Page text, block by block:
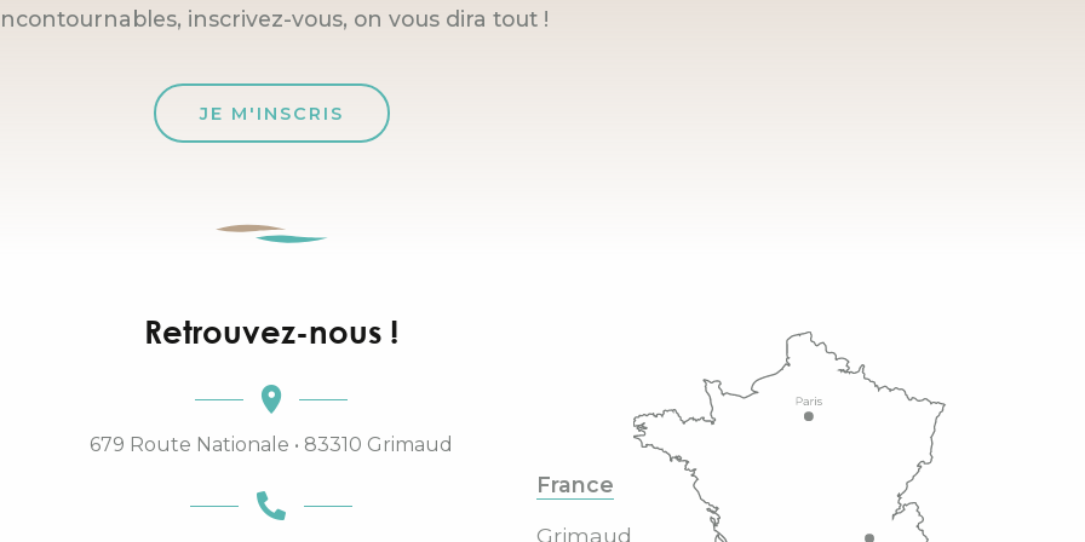
inscrivez-vous, on vous dira tout !
JE M'INSCRIS
Retrouvez-nous !
679 Route Nationale • 83310 Grimaud
France
Grimaud